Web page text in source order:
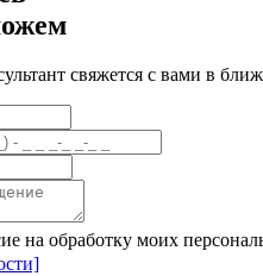
свяжется с вами в
на обработку моих